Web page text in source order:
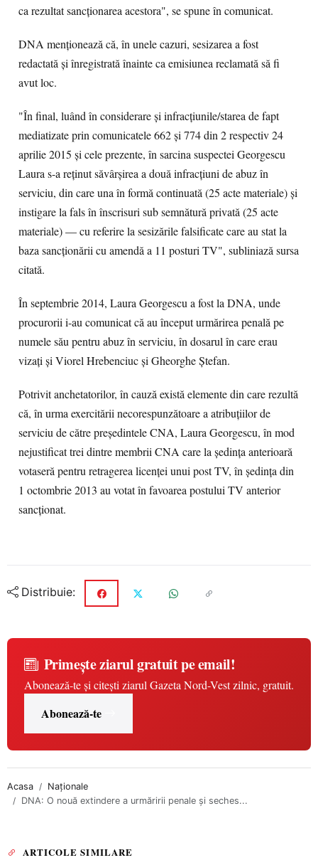
ca rezultat sancționarea acestora", se spune în comunicat.
DNA menționează că, în unele cazuri, sesizarea a fost
redactată și înregistrată înainte ca emisiunea reclamată să fi
avut loc.
"În final, luând în considerare și infracțiunile/starea de fapt
mediatizate prin comunicatele 662 și 774 din 2 respectiv 24
aprilie 2015 și cele prezente, în sarcina suspectei Georgescu
Laura s-a reținut săvârșirea a două infracțiuni de abuz în
serviciu, din care una în formă continuată (25 acte materiale) și
instigare la fals în înscrisuri sub semnătură privată (25 acte
materiale) — cu referire la sesizările falsificate care au stat la
baza sancționării cu amendă a 11 posturi TV", subliniază sursa
citată.
În septembrie 2014, Laura Georgescu a fost la DNA, unde
procurorii i-au comunicat că au început urmărirea penală pe
numele său pentru abuz în serviciu, în dosarul în care erau
vizați și Viorel Hrebenciuc și Gheorghe Ștefan.
Potrivit anchetatorilor, în cauză există elemente din care rezultă
că, în urma exercitării necorespunzătoare a atribuțiilor de
serviciu de către președintele CNA, Laura Georgescu, în mod
nejustificat trei dintre membrii CNA care la ședința anterioară
votaseră pentru retragerea licenței unui post TV, în ședința din
1 octombrie 2013 au votat în favoarea postului TV anterior
sancționat.
Distribuie:
Primește ziarul gratuit pe email!
Abonează-te și citești ziarul Gazeta Nord-Vest zilnic, gratuit.
Abonează-te
Acasa
Naționale
DNA: O nouă extindere a urmăririi penale și seches...
ARTICOLE SIMILARE